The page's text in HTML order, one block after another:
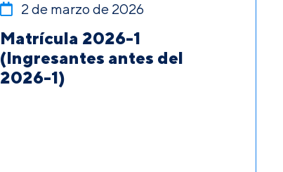
2 de marzo de 2026
Matrícula 2026-1
(Ingresantes antes del
2026-1)